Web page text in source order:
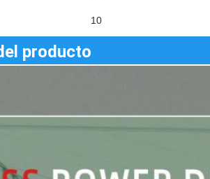
10
producto